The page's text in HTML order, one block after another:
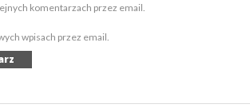
komentarzach przez email.
wpisach przez email.